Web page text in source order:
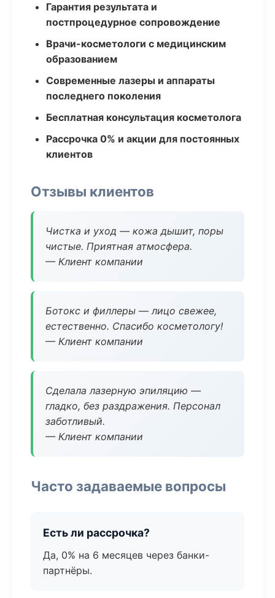
Гарантия результата и
постпроцедурное сопровождение
Врачи-косметологи с медицинским
образованием
Современные лазеры и аппараты
последнего поколения
Бесплатная консультация косметолога
Рассрочка 0% и акции для постоянных
клиентов
Отзывы клиентов
Чистка и уход — кожа дышит, поры
чистые. Приятная атмосфера.
— Клиент компании
Ботокс и филлеры — лицо свежее,
естественно. Спасибо косметологу!
— Клиент компании
Сделала лазерную эпиляцию —
гладко, без раздражения. Персонал
заботливый.
— Клиент компании
Часто задаваемые вопросы
Есть ли рассрочка?
Да, 0% на 6 месяцев через банки-
партнёры.